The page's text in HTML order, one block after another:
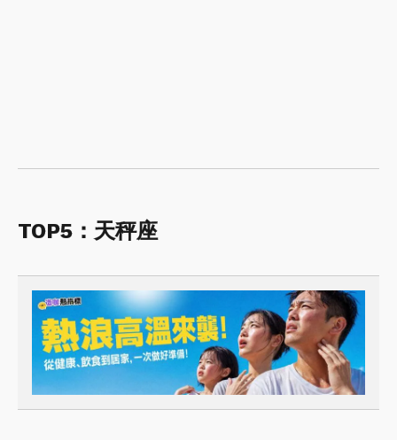
TOP5：天秤座